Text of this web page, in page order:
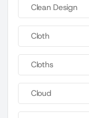
Clean Design
Cloth
Cloths
Cloud